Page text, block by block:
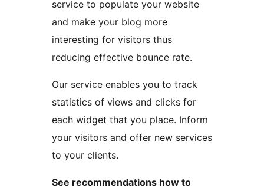
service to populate your website
and make your blog more
interesting for visitors thus
reducing effective bounce rate.
Our service enables you to track
statistics of views and clicks for
each widget that you place. Inform
your visitors and offer new services
to your clients.
See recommendations how to